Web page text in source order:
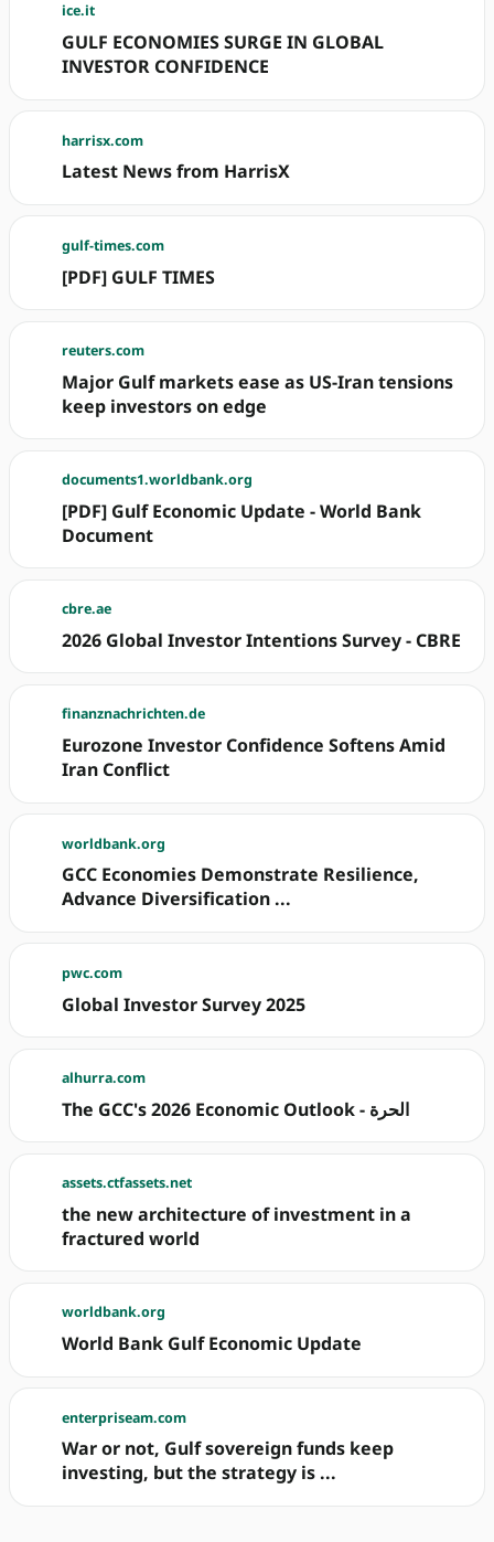
ice.it
GULF ECONOMIES SURGE IN GLOBAL
INVESTOR CONFIDENCE
harrisx.com
Latest News from HarrisX
gulf-times.com
[PDF] GULF TIMES
reuters.com
Major Gulf markets ease as US-Iran tensions
keep investors on edge
documents1.worldbank.org
[PDF] Gulf Economic Update - World Bank
Document
cbre.ae
2026 Global Investor Intentions Survey - CBRE
finanznachrichten.de
Eurozone Investor Confidence Softens Amid
Iran Conflict
worldbank.org
GCC Economies Demonstrate Resilience,
Advance Diversification ...
pwc.com
Global Investor Survey 2025
alhurra.com
The GCC's 2026 Economic Outlook - الحرة
assets.ctfassets.net
the new architecture of investment in a
fractured world
worldbank.org
World Bank Gulf Economic Update
enterpriseam.com
War or not, Gulf sovereign funds keep
investing, but the strategy is ...